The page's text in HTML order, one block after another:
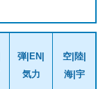
弾|EN|
気力
空|陸|
海|宇